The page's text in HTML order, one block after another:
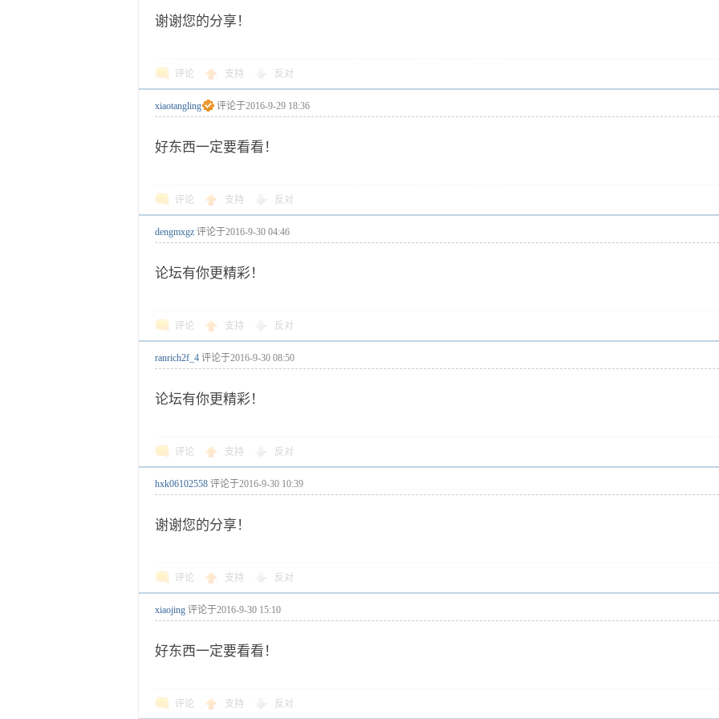
谢谢您的分享！
评论 支持 反对
xiaotangling 评论于2016-9-29 18:36
好东西一定要看看！
评论 支持 反对
dengmxgz 评论于2016-9-30 04:46
论坛有你更精彩！
评论 支持 反对
ranrich2f_4 评论于2016-9-30 08:50
论坛有你更精彩！
评论 支持 反对
hxk06102558 评论于2016-9-30 10:39
谢谢您的分享！
评论 支持 反对
xiaojing 评论于2016-9-30 15:10
好东西一定要看看！
评论 支持 反对